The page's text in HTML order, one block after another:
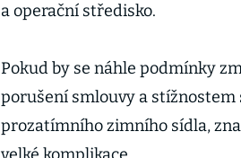
a operační středisko.
Pokud by se náhle podmínky
porušení smlouvy a stížnostem
prozatímního zimního sídla,